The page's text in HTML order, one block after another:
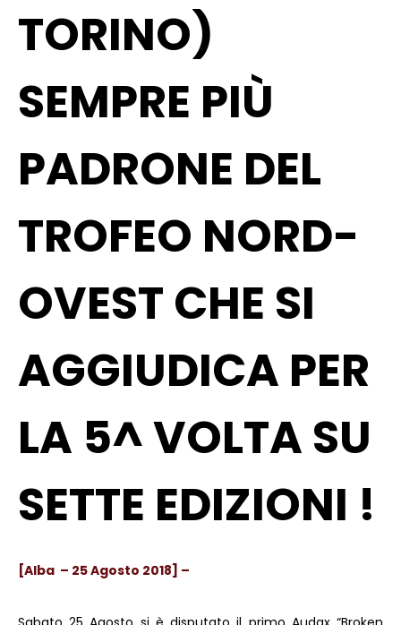
TORINO)
SEMPRE PIÙ
PADRONE DEL
TROFEO NORD-
OVEST CHE SI
AGGIUDICA PER
LA 5^ VOLTA SU
SETTE EDIZIONI !
[Alba – 25 Agosto 2018] –